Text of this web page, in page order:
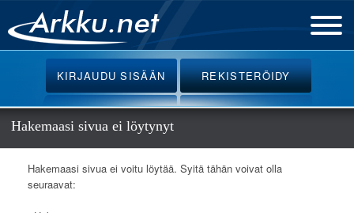
Etusivu
Uutiset
Palvelut
Ohjeet
Keskustelu
KIRJAUDUSISÄÄN REKISTERÖIDY
Hakemaasi sivua ei löytynyt
Hakemaasi sivua ei voitu löytää. Syitä tähän voivat olla
seuraavat: